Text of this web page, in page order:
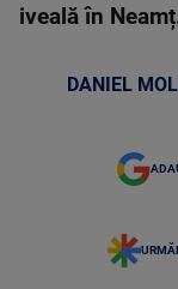
iveală în
DANIEL